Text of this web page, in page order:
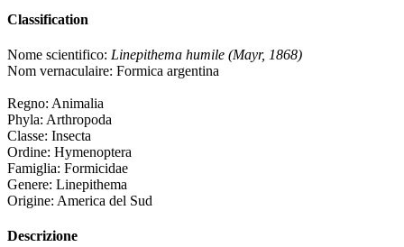
Classification
Nome scientifico: Linepithema humile (Mayr, 1868)
Nom vernaculaire: Formica argentina
Regno: Animalia
Phyla: Arthropoda
Classe: Insecta
Ordine: Hymenoptera
Famiglia: Formicidae
Genere: Linepithema
Origine: America del Sud
Descrizione